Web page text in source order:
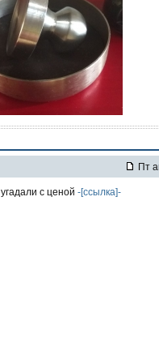
Пт
угадали с ценой -[ссылка]-